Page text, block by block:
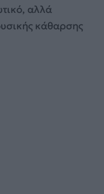
αλλά
κάθαρσης